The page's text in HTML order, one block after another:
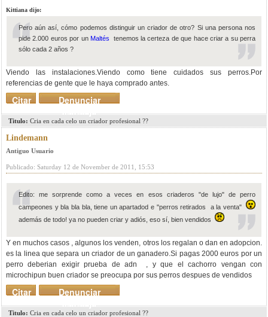
Kittiana dijo:
Pero aún así, cómo podemos distinguir un criador de otro? Si una persona nos
pide 2.000 euros por un Maltés tenemos la certeza de que hace criar a su perra
sólo cada 2 años ?
Viendo las instalaciones.Viendo como tiene cuidados sus perros.Por
referencias de gente que le haya comprado antes.
Denunciar
mensaje
Citar
Titulo: Cria en cada celo un criador profesional ??
Lindemann
Antiguo Usuario
Publicado: Saturday 12 de November de 2011, 15:53
Edito: me sorprende como a veces en esos criaderos "de lujo" de perro
campeones y bla bla bla, tiene un apartadod e "perros retirados a la venta"
además de todo! ya no pueden criar y adiós, eso sí, bien vendidos
Y en muchos casos , algunos los venden, otros los regalan o dan en adopcion.
es la linea que separa un criador de un ganadero.Si pagas 2000 euros por un
perro deberian exigir prueba de adn , y que el cachorro vengan con
microchipun buen criador se preocupa por sus perros despues de vendidos
Denunciar
mensaje
Citar
Titulo: Cria en cada celo un criador profesional ??